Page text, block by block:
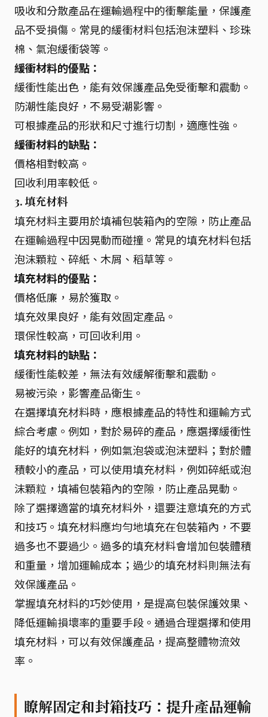
吸收和分散產品在運輸過程中的衝擊能量，保護產
品不受損傷。常見的緩衝材料包括泡沫塑料、珍珠
棉、氣泡緩衝袋等。
緩衝材料的優點：
緩衝性能出色，能有效保護產品免受衝擊和震動。
防潮性能良好，不易受潮影響。
可根據產品的形狀和尺寸進行切割，適應性強。
緩衝材料的缺點：
價格相對較高。
回收利用率較低。
3. 填充材料
填充材料主要用於填補包裝箱內的空隙，防止產品
在運輸過程中因晃動而碰撞。常見的填充材料包括
泡沫顆粒、碎紙、木屑、稻草等。
填充材料的優點：
價格低廉，易於獲取。
填充效果良好，能有效固定產品。
環保性較高，可回收利用。
填充材料的缺點：
緩衝性能較差，無法有效緩解衝擊和震動。
易被污染，影響產品衛生。
在選擇填充材料時，應根據產品的特性和運輸方式
綜合考慮。例如，對於易碎的產品，應選擇緩衝性
能好的填充材料，例如氣泡袋或泡沫塑料；對於體
積較小的產品，可以使用填充材料，例如碎紙或泡
沫顆粒，填補包裝箱內的空隙，防止產品晃動。
除了選擇適當的填充材料外，還要注意填充的方式
和技巧。填充材料應均勻地填充在包裝箱內，不要
過多也不要過少。過多的填充材料會增加包裝體積
和重量，增加運輸成本；過少的填充材料則無法有
效保護產品。
掌握填充材料的巧妙使用，是提高包裝保護效果、
降低運輸損壞率的重要手段。通過合理選擇和使用
填充材料，可以有效保護產品，提高整體物流效
率。
瞭解固定和封箱技巧：提升產品運輸